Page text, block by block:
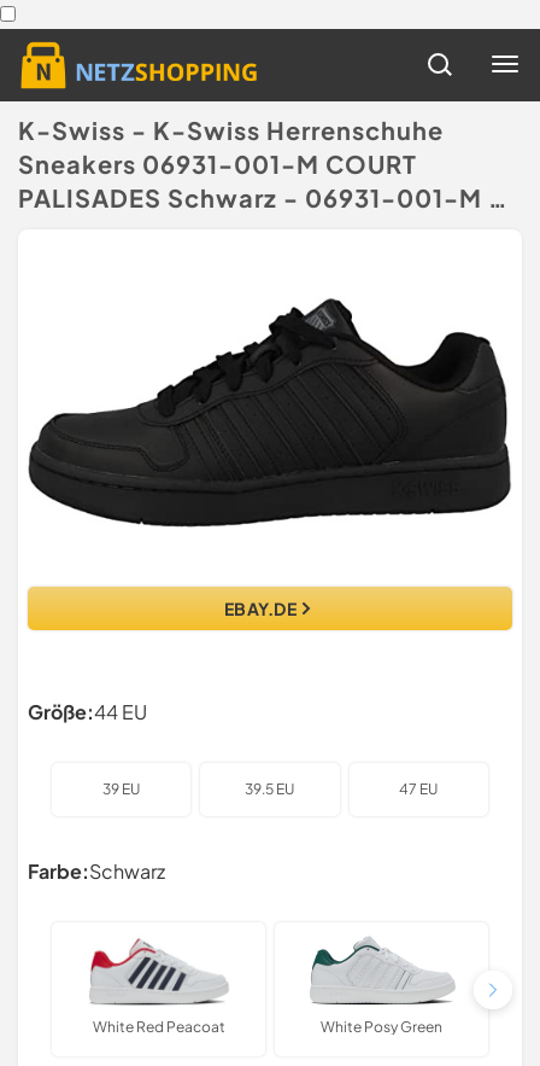
K-Swiss - K-Swiss Herrenschuhe
Sneakers 06931-001-M COURT
PALISADES Schwarz - 06931-001-M -
EBAY.DE
Größe:44 EU
39 EU 39.5 EU 47 EU
Farbe:Schwarz
White Red Peacoat White Posy Green